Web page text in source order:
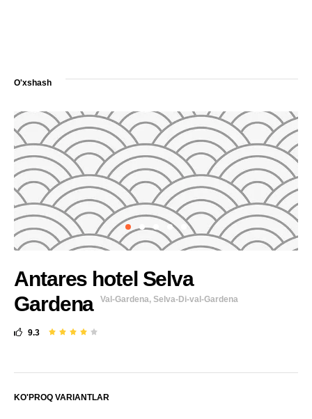
O'xshash
Antares hotel Selva
Gardena
Val-Gardena, Selva-Di-val-Gardena
9.3
KO'PROQ VARIANTLAR